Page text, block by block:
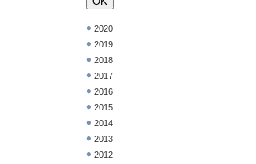
2020
2019
2018
2017
2016
2015
2014
2013
2012